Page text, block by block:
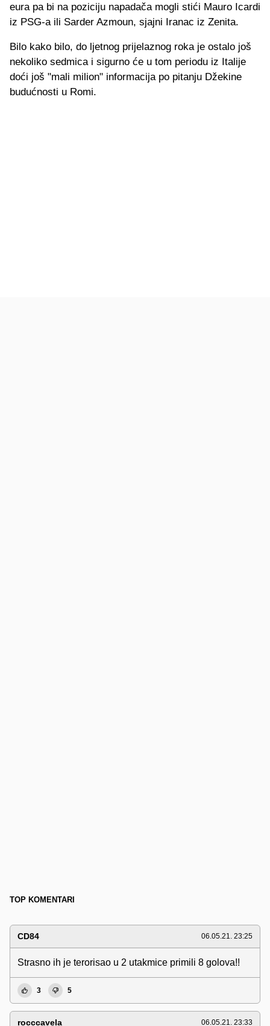
eura pa bi na poziciju napadača mogli stići Mauro Icardi
iz PSG-a ili Sarder Azmoun, sjajni Iranac iz Zenita.
Bilo kako bilo, do ljetnog prijelaznog roka je ostalo još
nekoliko sedmica i sigurno će u tom periodu iz Italije
doći još "mali milion" informacija po pitanju Džekine
budućnosti u Romi.
TOP KOMENTARI
CD84 06.05.21. 23:25
Strasno ih je terorisao u 2 utakmice primili 8 golova!!
3 5
rocccavela 06.05.21. 23:33